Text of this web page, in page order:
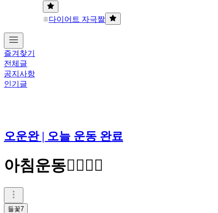
다이어트 자극짤
즐겨찾기
전체글
공지사항
인기글
오운완 | 오늘 운동 완료
아침운동🚶‍♂️🚶‍♀️
들꽃7